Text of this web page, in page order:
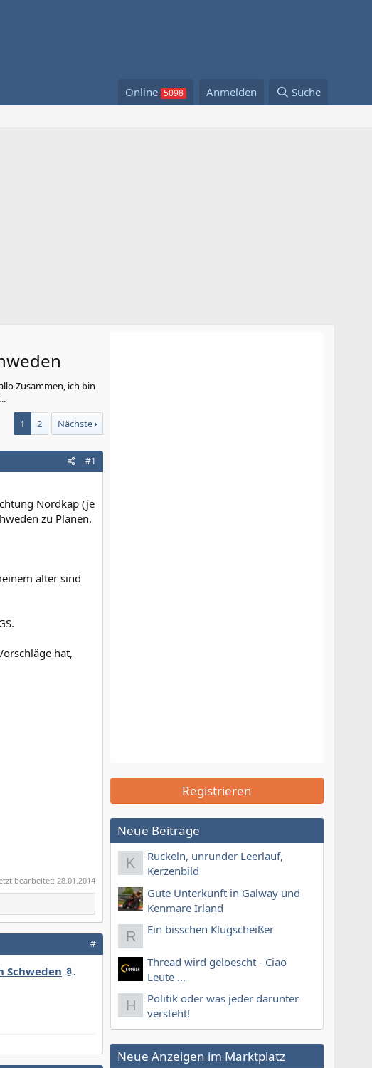
Online Anmelden Suche
Zusammen, ich bin
1 2 Nächste
#1
Nordkap (je
zu Planen.
alter sind
hat,
bearbeitet: 28.01.2014
#
Schweden
.
Registrieren
Neue Beiträge
K
Ruckeln, unrunder Leerlauf,
Kerzenbild
Gute Unterkunft in Galway und
Kenmare Irland
R Ein bisschen Klugscheißer
Thread wird geloescht - Ciao
Leute ...
H
Politik oder was jeder darunter
versteht!
Neue Anzeigen im Marktplatz